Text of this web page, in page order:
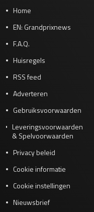
Home
EN: Grandprixnews
F.A.Q.
Huisregels
RSS feed
Adverteren
Gebruiksvoorwaarden
Leveringsvoorwaarden
& Spelvoorwaarden
Privacy beleid
Cookie informatie
Cookie instellingen
Nieuwsbrief